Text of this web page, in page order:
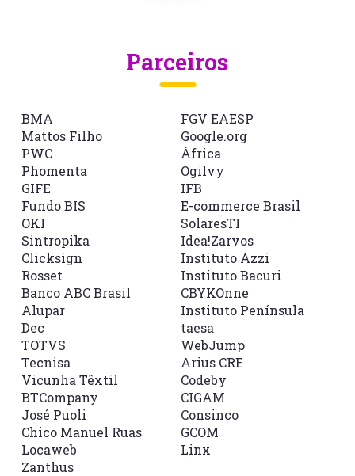
Parceiros
BMA
Mattos Filho
PWC
Phomenta
GIFE
Fundo BIS
OKI
FGV EAESP
Google.org
África
Ogilvy
IFB
E-commerce Brasil
SolaresTI
Sintropika
Clicksign
Rosset
Banco ABC Brasil
Alupar
Dec
TOTVS
Idea!Zarvos
Instituto Azzi
Instituto Bacuri
CBYKOnne
Instituto Península
taesa
WebJump
Tecnisa
Vicunha Têxtil
BTCompany
José Puoli
Chico Manuel Ruas
Locaweb
Zanthus
Arius CRE
Codeby
CIGAM
Consinco
GCOM
Linx